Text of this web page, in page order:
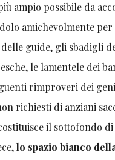
ampio possibile da
amichevolmente per
guide, gli sbadigli
le lamentele dei
rimproveri dei
richiesti di anziani
il sottofondo di
lo spazio bianco